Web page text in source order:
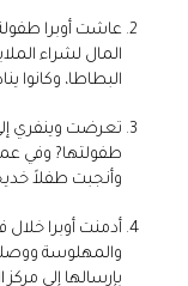
عاشت أوبرا
المال لشراء
البطاطا، وكانوا
تعرضت وينفري
وأنجبت طفلاً
أدمنت أوبرا خلال
والمهلوسة